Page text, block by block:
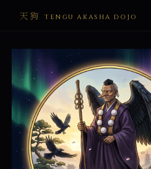
天狗 TENGU AKASHA DOJO